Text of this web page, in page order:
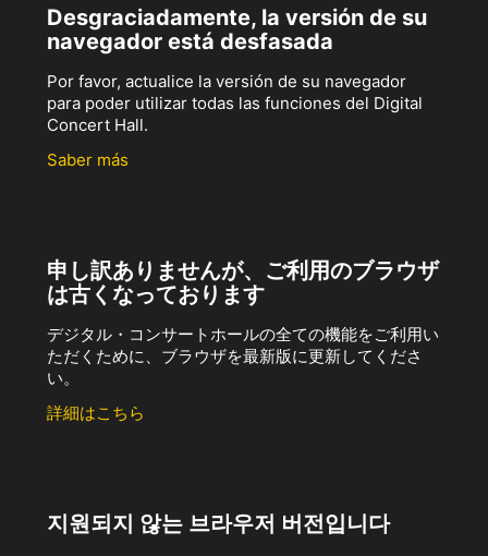
Desgraciadamente, la versión de su
navegador está desfasada
Por favor, actualice la versión de su navegador
para poder utilizar todas las funciones del Digital
Concert Hall.
Saber más
申し訳ありませんが、ご利用のブラウザ
は古くなっております
デジタル・コンサートホールの全ての機能をご利用い
ただくために、ブラウザを最新版に更新してくださ
い。
詳細はこちら
지원되지 않는 브라우저 버전입니다